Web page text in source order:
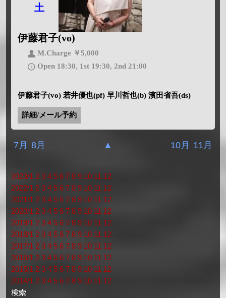
土
伊藤君子(vo)
M.Charge ￥5,000
Open 18:30, 1st 19:30, 2nd 21:00
伊藤君子(vo) 若井優也(pf) 早川哲也(b) 濱田省吾(ds)
詳細/メール予約
▲
7月 8月 11月
10月
2023/1 2 3 4 5 6 7 8 9 10 11 12
2022/1 2 3 4 5 6 7 8 9 10 11 12
2021/1 2 3 4 5 6 7 8 9 10 11 12
2020/1 2 3 4 5 6 7 8 9 10 11 12
2019/1 2 3 4 5 6 7 8 9 10 11 12
2018/1 2 3 4 5 6 7 8 9 10 11 12
2017/1 2 3 4 5 6 7 8 9 10 11 12
2016/1 2 3 4 5 6 7 8 9 10 11 12
2015/1 2 3 4 5 6 7 8 9 10 11 12
2014/1 2 3 4 5 6 7 8 9 10 11 12
検索